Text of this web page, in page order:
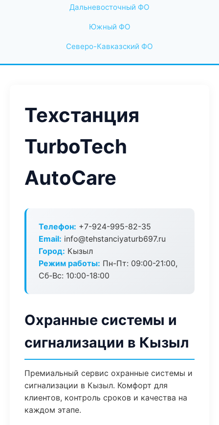
Дальневосточный ФО
Южный ФО
Северо-Кавказский ФО
Техстанция
TurboTech
AutoCare
Телефон: +7-924-995-82-35
Email: info@tehstanciyaturb697.ru
Город: Кызыл
Режим работы: Пн-Пт: 09:00-21:00,
Сб-Вс: 10:00-18:00
Охранные системы и
сигнализации в Кызыл
Премиальный сервис охранные системы и
сигнализации в Кызыл. Комфорт для
клиентов, контроль сроков и качества на
каждом этапе.